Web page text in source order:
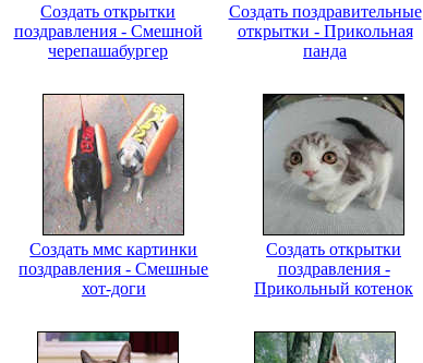
Создать открытки
поздравления - Смешной
черепашабургер
Создать поздравительные
открытки - Прикольная
панда
Создать ммс картинки
поздравления - Смешные
хот-доги
Создать открытки
поздравления -
Прикольный котенок